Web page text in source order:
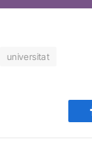
universitat